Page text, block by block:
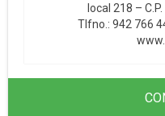
local 218 –
Tlfno.: 942 766